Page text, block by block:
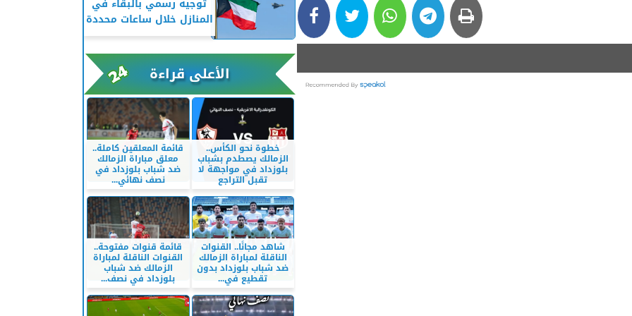
توجيه رسمي بالبقاء في
المنازل خلال ساعات محددة
الأعلى قراءة
خطوة نحو الكأس..
الزمالك يصطدم بشباب
بلوزداد في مواجهة لا
تقبل التراجع
قائمة المعلقين كاملة..
معلق مباراة الزمالك
ضد شباب بلوزداد في
نصف نهائي...
شاهد مجانًا.. القنوات
الناقلة لمباراة الزمالك
ضد شباب بلوزداد بدون
تقطيع في...
قائمة قنوات مفتوحة..
القنوات الناقلة لمباراة
الزمالك ضد شباب
بلوزداد في نصف...